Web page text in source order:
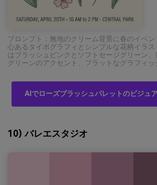
プロンプト：無地のクリーム背景に春のイベ
心あるタイポグラフィとシンプルな花柄イラ
はブラッシュピンクとソフトセージグリーン、
グリーンのアクセント、フラットなグラフィ
AIでローズブラッシュパレットのビジュ
10) バレエスタジオ